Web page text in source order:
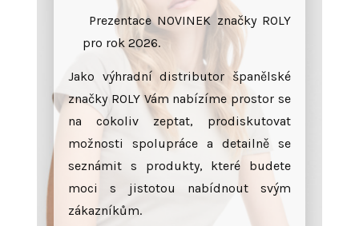
Prezentace NOVINEK značky ROLY
pro rok 2026.
Jako výhradní distributor španělské
značky ROLY Vám nabízíme prostor se
na cokoliv zeptat, prodiskutovat
možnosti spolupráce a detailně se
seznámit s produkty, které budete
moci s jistotou nabídnout svým
zákazníkům.